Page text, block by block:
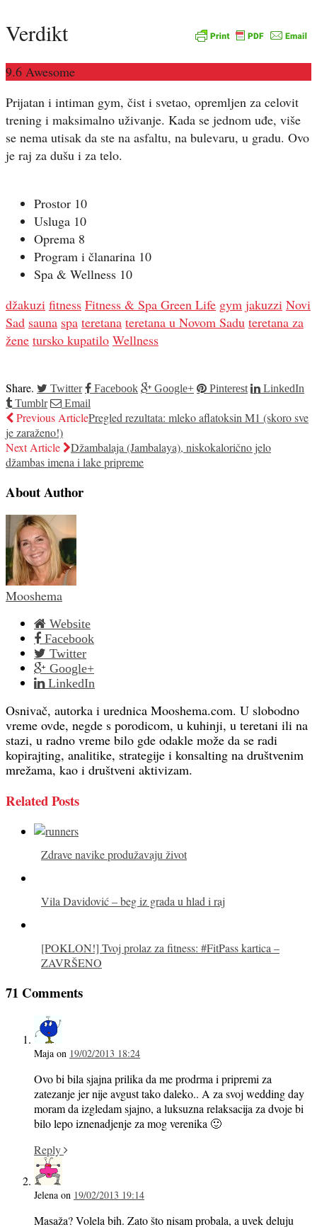
Verdikt
9.6 Awesome
Prijatan i intiman gym, čist i svetao, opremljen za celovit
trening i maksimalno uživanje. Kada se jednom uđe, više
se nema utisak da ste na asfaltu, na bulevaru, u gradu. Ovo
je raj za dušu i za telo.
Prostor 10
Usluga 10
Oprema 8
Program i članarina 10
Spa & Wellness 10
džakuzi fitness Fitness & Spa Green Life gym jakuzzi Novi
Sad sauna spa teretana teretana u Novom Sadu teretana za
žene tursko kupatilo Wellness
Share. Twitter Facebook Google+ Pinterest
LinkedIn
Tumblr
Email
Previous ArticlePregled rezultata: mleko aflatoksin M1 (skoro sve
je zaraženo!)
Next Article
Džambalaja (Jambalaya), niskokalorično jelo
džambas imena i lake pripreme
About Author
Mooshema
Website
Facebook
Twitter
Google+
LinkedIn
Osnivač, autorka i urednica Mooshema.com. U slobodno
vreme ovde, negde s porodicom, u kuhinji, u teretani ili na
stazi, u radno vreme bilo gde odakle može da se radi
kopirajting, analitike, strategije i konsalting na društvenim
mrežama, kao i društveni aktivizam.
Related Posts
Zdrave navike produžavaju život
Vila Davidović – beg iz grada u hlad i raj
[POKLON!] Tvoj prolaz za fitness: #FitPass kartica –
ZAVRŠENO
71 Comments
Maja on 19/02/2013 18:24
Ovo bi bila sjajna prilika da me prodrma i pripremi za
zatezanje jer nije avgust tako daleko.. A za svoj wedding day
moram da izgledam sjajno, a luksuzna relaksacija za dvoje bi
bilo lepo iznenadjenje za mog verenika 🙂
Reply
Jelena on 19/02/2013 19:14
Masaža? Volela bih. Zato što nisam probala, a uvek deluju